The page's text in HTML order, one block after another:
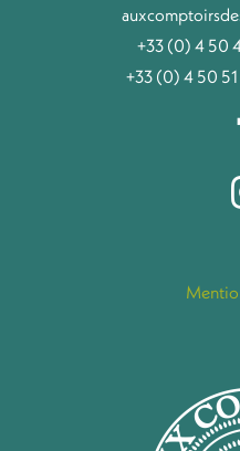
+33 (0) 4 50
+33 (0) 4 50